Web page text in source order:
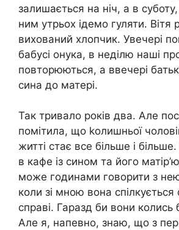
залишається на ніч, а в
ним утрьох ідемо гуляти. Вітя
вихований хлопчик. Увечері
бабусі онука, в неділю наші
повторюються, а ввечері
сина до матері.
Так тривало років два. Але
помітила, що kолишньої
житті стає все більше і
в кафе із сином та його
може годинами говорити з
коли зі мною вона спілкується
справі. Гаразд би вони колись
Але я, напевно, знаю, що з